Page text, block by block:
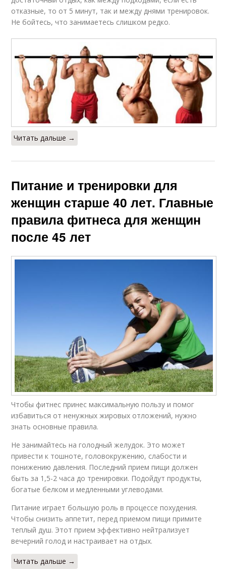
отказные, то от 5 минут, так и между днями тренировок.
Не бойтесь, что занимаетесь слишком редко.
Читать дальше →
Питание и тренировки для
женщин старше 40 лет. Главные
правила фитнеса для женщин
после 45 лет
Чтобы фитнес принес максимальную пользу и помог
избавиться от ненужных жировых отложений, нужно
знать основные правила.
Не занимайтесь на голодный желудок. Это может
привести к тошноте, головокружению, слабости и
понижению давления. Последний прием пищи должен
быть за 1,5-2 часа до тренировки. Подойдут продукты,
богатые белком и медленными углеводами.
Питание играет большую роль в процессе похудения.
Чтобы снизить аппетит, перед приемом пищи примите
теплый душ. Этот прием эффективно нейтрализует
вечерний голод и настраивает на отдых.
Читать дальше →